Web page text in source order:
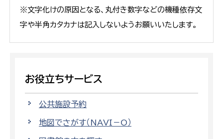
※文字化けの原因となる、丸付き数字などの機種依存文
字や半角カタカナは記入しないようお願いいたします。
お役立ちサービス
公共施設予約
地図でさがす（NAVI－O）